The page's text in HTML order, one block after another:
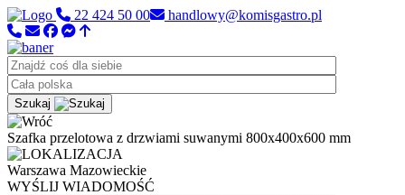
22 424 50 00 handlowy@komisgastro.pl
Szukaj
Szafka przelotowa z drzwiami suwanymi 800x400x600 mm
Warszawa Mazowieckie
WYŚLIJ WIADOMOŚĆ